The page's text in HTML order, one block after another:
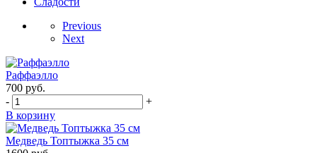
Previous
Next
Раффаэлло
700 руб.
-
+
В корзину
Медведь Топтыжка 35 см